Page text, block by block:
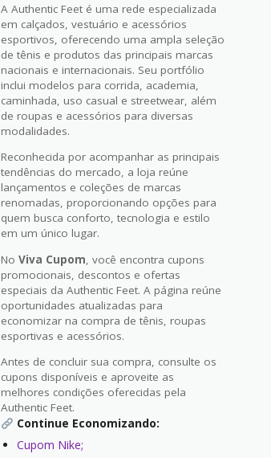
A Authentic Feet é uma rede especializada
em calçados, vestuário e acessórios
esportivos, oferecendo uma ampla seleção
de tênis e produtos das principais marcas
nacionais e internacionais. Seu portfólio
inclui modelos para corrida, academia,
caminhada, uso casual e streetwear, além
de roupas e acessórios para diversas
modalidades.
Reconhecida por acompanhar as principais
tendências do mercado, a loja reúne
lançamentos e coleções de marcas
renomadas, proporcionando opções para
quem busca conforto, tecnologia e estilo
em um único lugar.
No Viva Cupom, você encontra cupons
promocionais, descontos e ofertas
especiais da Authentic Feet. A página reúne
oportunidades atualizadas para
economizar na compra de tênis, roupas
esportivas e acessórios.
Antes de concluir sua compra, consulte os
cupons disponíveis e aproveite as
melhores condições oferecidas pela
Authentic Feet.
Continue Economizando:
Cupom Nike;